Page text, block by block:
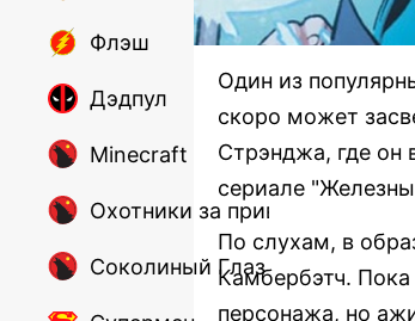
Флэш
Дэдпул
Minecraft
Охотники за привидениями
Соколиный Глаз
Один из
скоро может
Стрэнджа, где он
сериале
По слухам, в
Камбербэтч. Пока
персонажа, но